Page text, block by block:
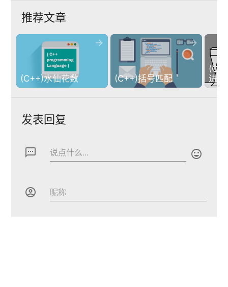
推荐文章
(C++)水仙花数

(C++)括号匹配

(C/
进制
发表回复
textsms 说点什么... 
account_circle 昵称